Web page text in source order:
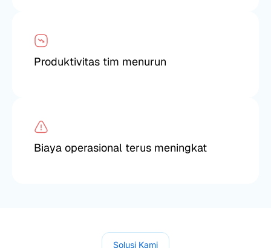
Produktivitas tim menurun
Biaya operasional terus meningkat
Solusi Kami